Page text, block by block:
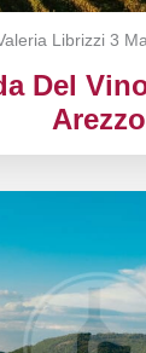
Librizzi 3
Del
Arezzo